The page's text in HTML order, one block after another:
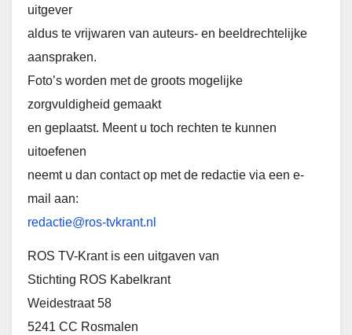
uitgever
aldus te vrijwaren van auteurs- en beeldrechtelijke
aanspraken.
Foto’s worden met de groots mogelijke
zorgvuldigheid gemaakt
en geplaatst. Meent u toch rechten te kunnen
uitoefenen
neemt u dan contact op met de redactie via een e-
mail aan:
redactie@ros-tvkrant.nl
ROS TV-Krant is een uitgaven van
Stichting ROS Kabelkrant
Weidestraat 58
5241 CC Rosmalen